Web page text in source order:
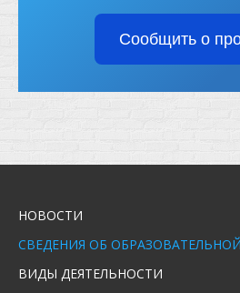
Сообщить о
НОВОСТИ
СВЕДЕНИЯ ОБ
ВИДЫ ДЕЯТЕЛЬНОСТИ